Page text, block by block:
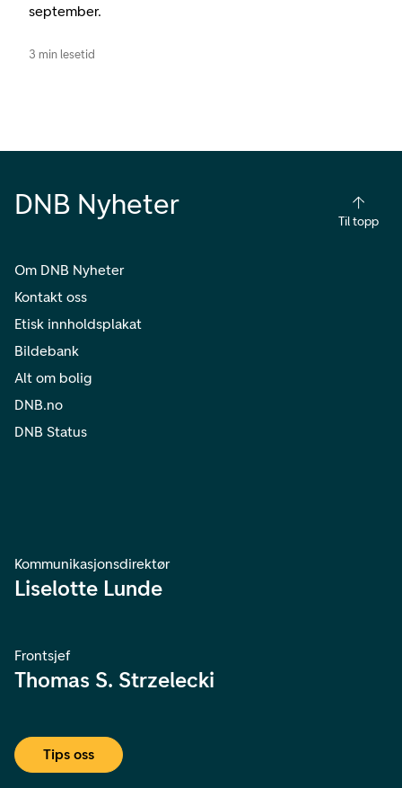
september.
3 min lesetid
DNB Nyheter
Til topp
Om DNB Nyheter
Kontakt oss
Etisk innholdsplakat
Bildebank
Alt om bolig
DNB.no
DNB Status
Kommunikasjonsdirektør
Liselotte Lunde
Frontsjef
Thomas S. Strzelecki
Tips oss